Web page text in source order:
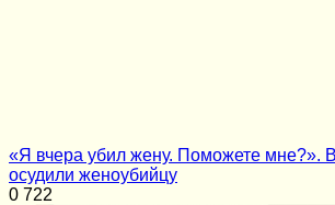
«Я вчера убил жену. Поможете мне?».
осудили женоубийцу
0 722